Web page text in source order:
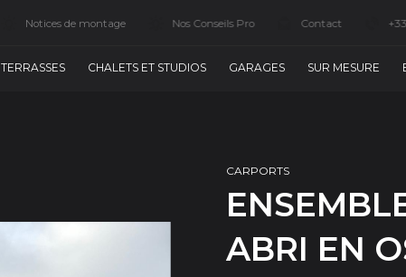
TERRASSES CHALETS ET STUDIOS GARAGES SUR MESURE
Notices de montage Nos Conseils Pro Contact
CARPORTS
ABRI EN